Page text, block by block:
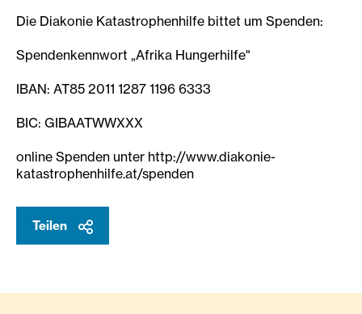
Die Diakonie Katastrophenhilfe bittet um Spenden:
Spendenkennwort „Afrika Hungerhilfe"
IBAN: AT85 2011 1287 1196 6333
BIC: GIBAATWWXXX
online Spenden unter http://www.diakonie-
katastrophenhilfe.at/spenden
Teilen